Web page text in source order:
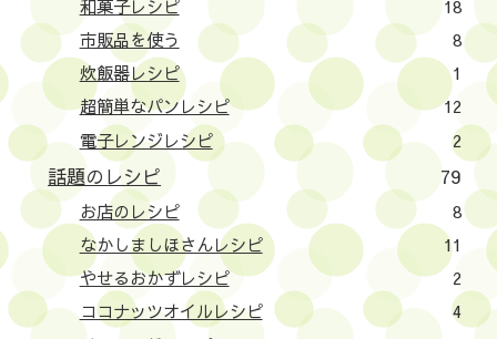
和菓子レシピ
18
市販品を使う
8
炊飯器レシピ
1
超簡単なパンレシピ
12
電子レンジレシピ
2
話題のレシピ 79
お店のレシピ
8
なかしましほさんレシピ
11
やせるおかずレシピ
2
ココナッツオイルレシピ
4